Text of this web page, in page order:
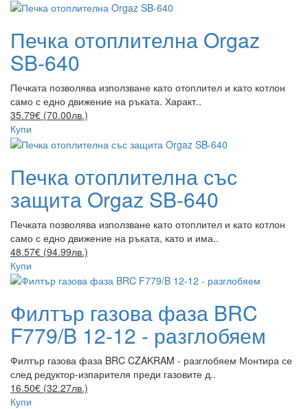
Печка отоплителна Orgaz
SB-640
Печката позволява използване като отоплител и като котлон
само с едно движение на ръката. Характ..
35.79€ (70.00лв.)
Купи
Печка отоплителна със
защита Orgaz SB-640
Печката позволява използване като отоплител и като котлон
само с едно движение на ръката, като и има..
48.57€ (94.99лв.)
Купи
Филтър газова фаза BRC
F779/B 12-12 - разглобяем
Филтър газова фаза BRC CZAKRAM - разглобяем Монтира се
след редуктор-изпарителя преди газовите д..
16.50€ (32.27лв.)
Купи